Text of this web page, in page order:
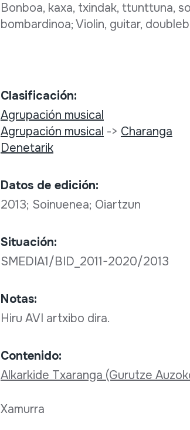
Bonboa, kaxa, txindak, ttunttuna,
bombardinoa; Violin, guitar,
Clasificación:
Agrupación musical
Agrupación musical -> Charanga
Denetarik
Datos de edición:
2013; Soinuenea; Oiartzun
Situación:
SMEDIA1/BID_2011-2020/2013
Notas:
Hiru AVI artxibo dira.
Contenido:
Alkarkide Txaranga (Gurutze
Xamurra